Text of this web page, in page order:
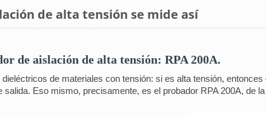
de alta tensión se mide así
de aislación de alta tensión: RPA 200A.
de materiales con tensión: si es alta tensión,
salida. Eso mismo, precisamente, es el probador RPA 200A, de